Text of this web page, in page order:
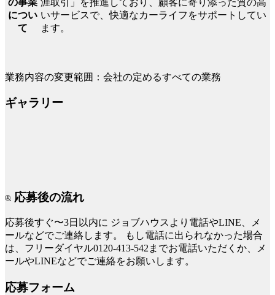
につい
て
いサービスで、快適なカーライフをサポートしてい
ます。
業務内容の変更範囲：会社の定めるすべての業務
ギャラリー
応募後の流れ
応募後すぐ〜3日以内に ジョブハウスより電話やLINE、メ
ールなどでご連絡します。
もし電話に出られなかった場合
は、フリーダイヤル0120-413-542までお電話いただくか、メ
ールやLINEなどでご連絡をお願いします。
応募フォーム